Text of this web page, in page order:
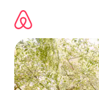
kwenda
kwenye
maudhui